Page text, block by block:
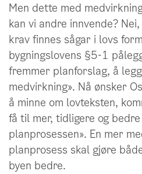
områderegulering
Områderegulering
større område. Det
Men dette med
kan vi andre innvende?
krav finnes sågar i lovs
bygningslovens §5-1
fremmer planforslag, å
medvirkning». Nå ønsker
å minne om lovteksten,
få til mer, tidligere og
planprosessen». En mer
planprosess skal gjøre
byen bedre.